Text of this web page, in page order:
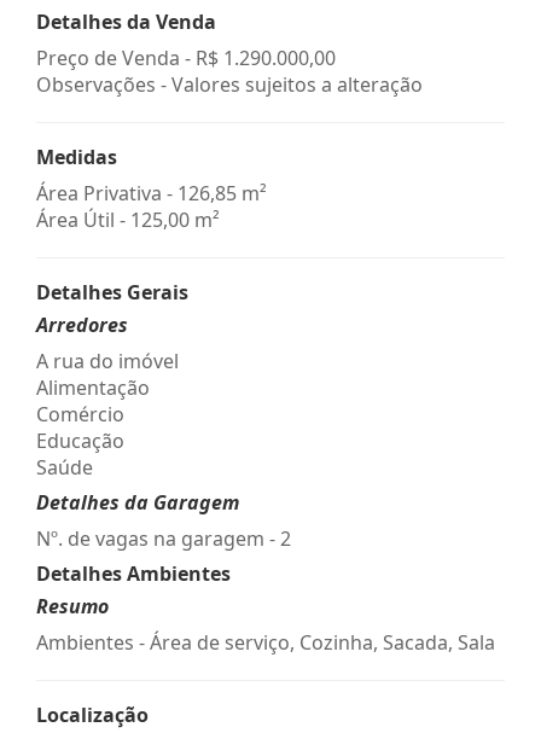
Detalhes da Venda
Preço de Venda - R$ 1.290.000,00
Observações - Valores sujeitos a alteração
Medidas
Área Privativa - 126,85 m²
Área Útil - 125,00 m²
Detalhes Gerais
Arredores
A rua do imóvel
Alimentação
Comércio
Educação
Saúde
Detalhes da Garagem
Nº. de vagas na garagem - 2
Detalhes Ambientes
Resumo
Ambientes - Área de serviço, Cozinha, Sacada, Sala
Localização